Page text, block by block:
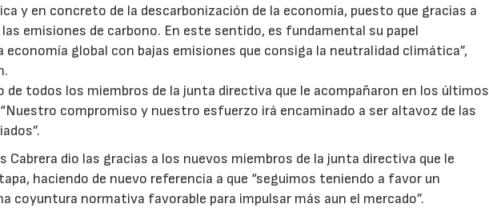
y en concreto de la descarbonización de la economía, puesto que gracias a
emisiones de carbono. En este sentido, es fundamental su papel
global con bajas emisiones que consiga la neutralidad climática”,
de todos los miembros de la junta directiva que le acompañaron en los últimos
compromiso y nuestro esfuerzo irá encaminado a ser altavoz de las
Cabrera dio las gracias a los nuevos miembros de la junta directiva que le
haciendo de nuevo referencia a que “seguimos teniendo a favor un
coyuntura normativa favorable para impulsar más aun el mercado”.